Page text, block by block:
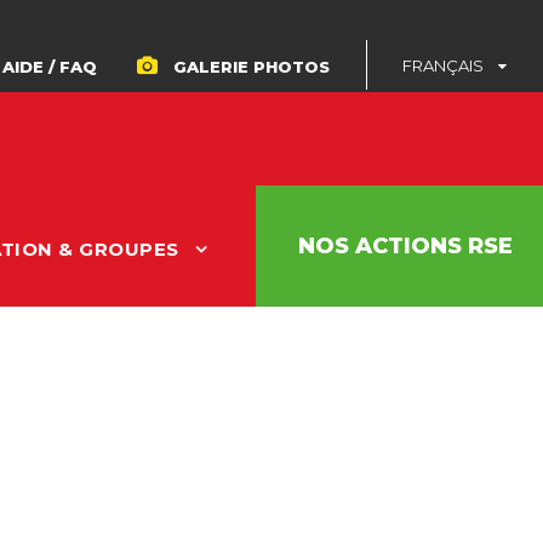
AIDE / FAQ GALERIE PHOTOS FRANÇAIS
& GROUPES NOS ACTIONS RSE